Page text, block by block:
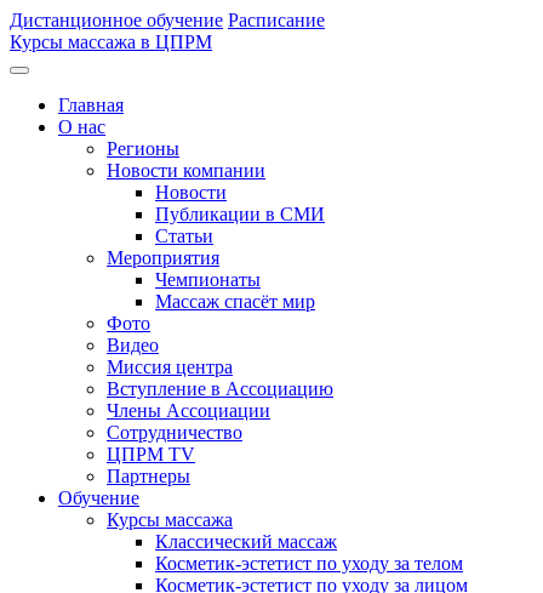
Дистанционное обучение Расписание
Курсы массажа в ЦПРМ
Главная
О нас
Регионы
Новости компании
Новости
Публикации в СМИ
Статьи
Мероприятия
Чемпионаты
Массаж спасёт мир
Фото
Видео
Миссия центра
Вступление в Ассоциацию
Члены Ассоциации
Сотрудничество
ЦПРМ TV
Партнеры
Oбучение
Курсы массажа
Классический массаж
Косметик-эстетист по уходу за телом
Косметик-эстетист по уходу за лицом